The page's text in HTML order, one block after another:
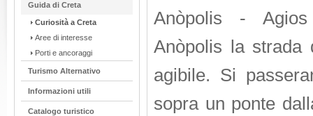
Guida di Creta
Curiosità a Creta
Aree di interesse
Porti e ancoraggi
Turismo Alternativo
Informazioni utili
Catalogo turistico
Anòpolis -
Anòpolis la strada
agibile. Si
sopra un ponte